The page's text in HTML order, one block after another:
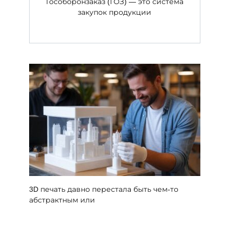
закупок продукции
3D печать давно перестала быть чем-то
абстрактным или